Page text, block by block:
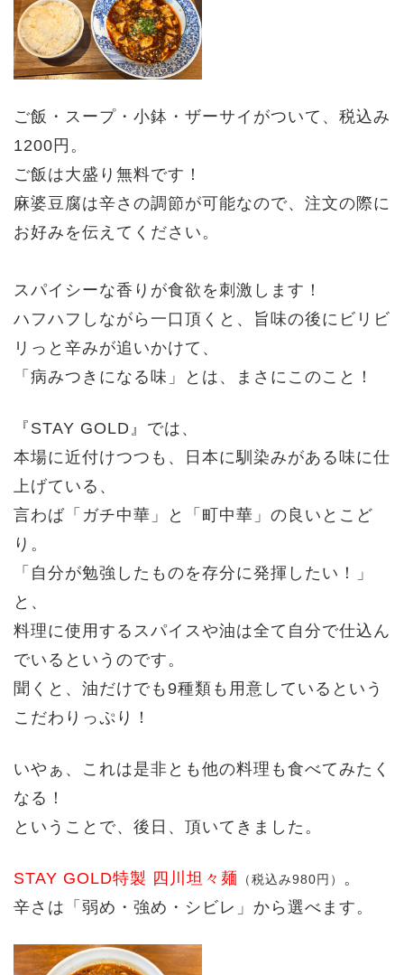
ご飯・スープ・小鉢・ザーサイがついて、税込み
1200円。
ご飯は大盛り無料です！
麻婆豆腐は辛さの調節が可能なので、注文の際に
お好みを伝えてください。
スパイシーな香りが食欲を刺激します！
ハフハフしながら一口頂くと、旨味の後にビリビ
リっと辛みが追いかけて、
「病みつきになる味」とは、まさにこのこと！
『STAY GOLD』では、
本場に近付けつつも、日本に馴染みがある味に仕
上げている、
言わば「ガチ中華」と「町中華」の良いとこど
り。
「自分が勉強したものを存分に発揮したい！」
と、
料理に使用するスパイスや油は全て自分で仕込ん
でいるというのです。
聞くと、油だけでも9種類も用意しているという
こだわりっぷり！
いやぁ、これは是非とも他の料理も食べてみたく
なる！
ということで、後日、頂いてきました。
STAY GOLD特製 四川坦々麺 （税込み980円）
。
辛さは「弱め・強め・シビレ」から選べます。